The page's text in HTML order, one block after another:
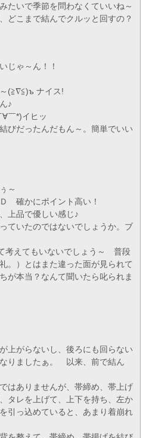
たいで季節を問わなくていいね～
どこまで結んでクルッと回すの？
じゃ～ん！！
(≧∇≦)ъ ナイス!
♪
￣*)イヒッ
びだったんだもん～。簡単でいい
～
確かにポイント高い！
上品で優しい感じ♪
ていたのではないでしょうか。ブ
考えてもいないでしょう～ 普段
。）とはまた違った面が見られて
が本当？なんて聞いたら叱られま
上がらないし、後ろにも回らない
りましたぁ。 以来、前で結ん
はありませんが、帯締め、帯上げ
タレを上げて、上下を持ち、左か
引っ込めていると、あまり着崩れ